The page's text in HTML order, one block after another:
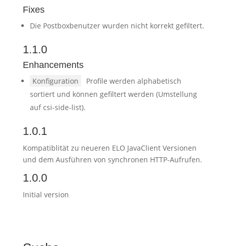
Fixes
Die Postboxbenutzer wurden nicht korrekt gefiltert.
1.1.0
Enhancements
Konfiguration
Profile werden alphabetisch
sortiert und können gefiltert werden (Umstellung
auf csi-side-list).
1.0.1
Kompatiblität zu neueren ELO JavaClient Versionen
und dem Ausführen von synchronen HTTP-Aufrufen.
1.0.0
Initial version